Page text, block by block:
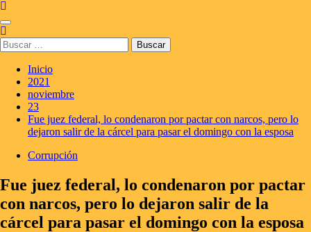
Saltar
al
contenido
Menú
principal
Buscar:
Inicio
2021
noviembre
23
Fue juez federal, lo condenaron por pactar con narcos, pero lo
dejaron salir de la cárcel para pasar el domingo con la esposa
Corrupción
Fue juez federal, lo condenaron por pactar
con narcos, pero lo dejaron salir de la
cárcel para pasar el domingo con la esposa